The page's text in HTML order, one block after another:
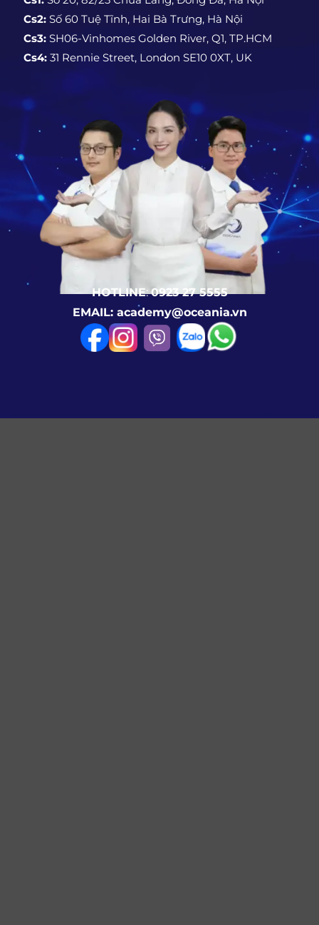
Cs2: Số 60 Tuệ Tĩnh, Hai Bà Trưng, Hà Nội
Cs3: SH06-Vinhomes Golden River, Q1, TP.HCM
Cs4: 31 Rennie Street, London SE10 0XT, UK
HOTLINE:0923 27 5555
EMAIL: academy@oceania.vn